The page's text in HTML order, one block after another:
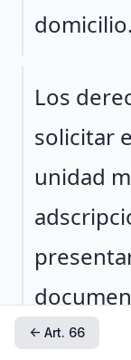
domicilio.
Párrafo 2
Los
solicitar
unidad
← Art. 66